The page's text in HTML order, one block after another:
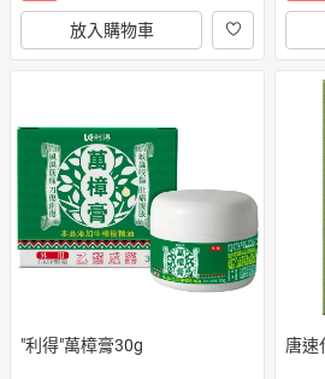
放入購物車
"利得"萬樟膏30g 唐速